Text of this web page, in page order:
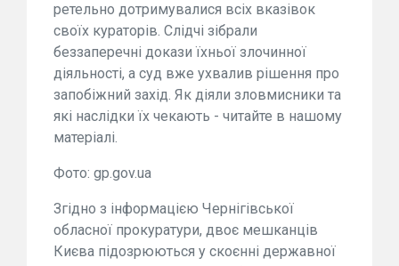
ретельно дотримувалися всіх вказівок
своїх кураторів. Слідчі зібрали
беззаперечні докази їхньої злочинної
діяльності, а суд вже ухвалив рішення про
запобіжний захід. Як діяли зловмисники та
які наслідки їх чекають - читайте в нашому
матеріалі.
Фото: gp.gov.ua
Згідно з інформацією Чернігівської
обласної прокуратури, двоє мешканців
Києва підозрюються у скоєнні державної